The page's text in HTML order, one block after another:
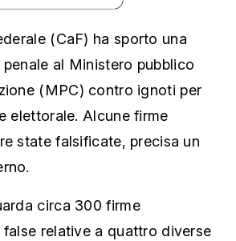
(CaF) ha sporto una
al Ministero pubblico
(MPC) contro ignoti per
elettorale. Alcune firme
state falsificate, precisa un
circa 300 firme
false relative a quattro diverse